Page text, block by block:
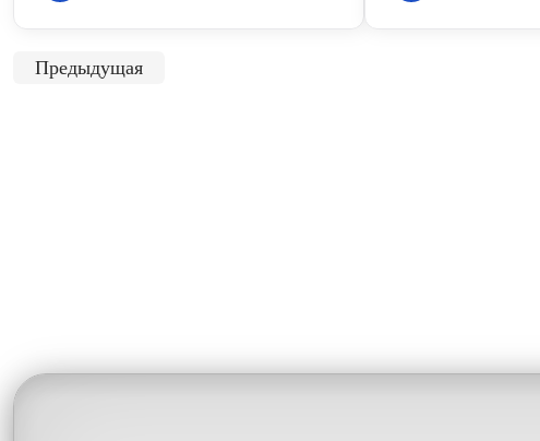
Предыдущая